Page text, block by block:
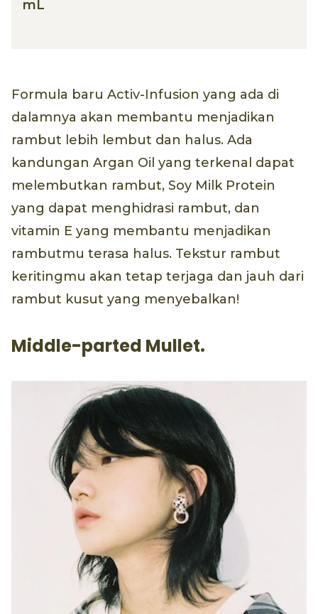
mL
Formula baru Activ-Infusion yang ada di
dalamnya akan membantu menjadikan
rambut lebih lembut dan halus. Ada
kandungan Argan Oil yang terkenal dapat
melembutkan rambut, Soy Milk Protein
yang dapat menghidrasi rambut, dan
vitamin E yang membantu menjadikan
rambutmu terasa halus. Tekstur rambut
keritingmu akan tetap terjaga dan jauh dari
rambut kusut yang menyebalkan!
Middle-parted Mullet.